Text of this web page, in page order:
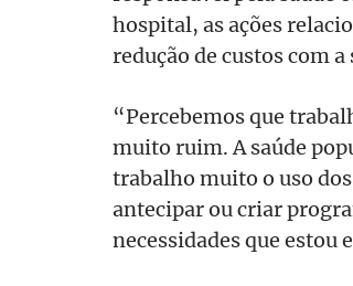
hospital, as ações
redução de custos com
“Percebemos que
muito ruim. A saúde
trabalho muito o uso
antecipar ou criar
necessidades que